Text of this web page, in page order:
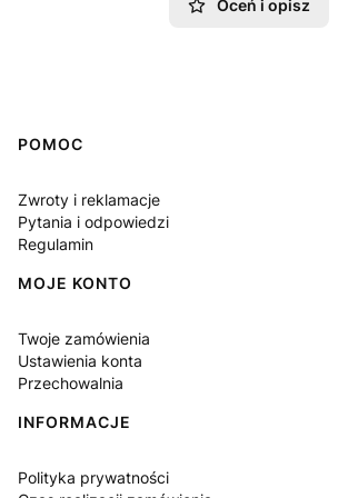
Oceń i opisz
Linki w stopce
POMOC
Zwroty i reklamacje
Pytania i odpowiedzi
Regulamin
MOJE KONTO
Twoje zamówienia
Ustawienia konta
Przechowalnia
INFORMACJE
Polityka prywatności